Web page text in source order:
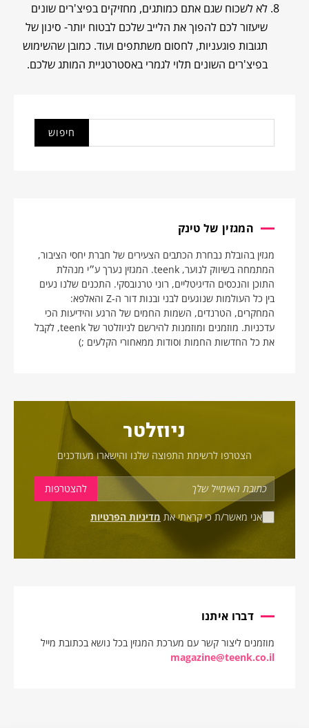
לא לשכוח שגם אתם כמותגים, מחזיקים בפיצ'רים שונים
שיעזור לכם להפוך את הלייב שלכם לבטוח יותר- סינון של
תגובות פוגעניות, לחסום משתתפים ועוד. כמובן שהשימוש
בפיצ'רים השונים תלוי לגמרי באסטרטגיית המותג שלכם.
המגזין של טינק
מגזין בהובלת נבחרת הכתבים הצעירים של חברת יחסי הציבור,
המתמחה בשיווק לנוער, teenk. המגזין נערך ע״י מנהלת
התוכן והנכסים הדיגיטליים, רוני טרנובסקי. התכנים שלנו נעים
בין כל העולמות שנוגעים לבני ובנות דור ה-Z והאלפא:
המחקרים, הטרנדים, השמות החמים של הרגע והידיעות הכי
עדכניות. מוזמנים ומוזמנות להירשם לניוזלטר של teenk, לקבל
את כל החדשות החמות וסודות ממאחורי הקלעים ;)
ניוזלטר
הצטרפו לרשימת התפוצה שלנו והישארו מעודכנים
אני מאשר/ת כי קראתי את מדיניות הפרטיות
דברו איתנו
מוזמנים ליצור קשר עם מערכת המגזין בכל נושא בכתובת מייל
magazine@teenk.co.il